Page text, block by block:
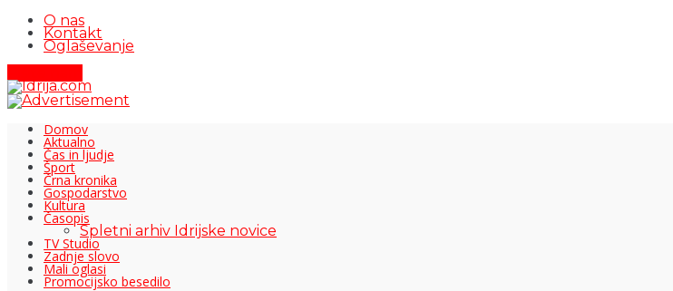
O nas
Kontakt
Oglaševanje
Domov
Aktualno
Čas in ljudje
Šport
Črna kronika
Gospodarstvo
Kultura
Časopis
Spletni arhiv Idrijske novice
TV Studio
Zadnje slovo
Mali oglasi
Promocijsko besedilo